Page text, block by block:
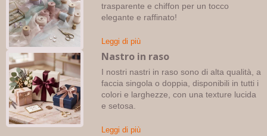
trasparente e chiffon per un tocco
elegante e raffinato!
Leggi di più
Nastro in raso
I nostri nastri in raso sono di alta qualità, a
faccia singola o doppia, disponibili in tutti i
colori e larghezze, con una texture lucida
e setosa.
Leggi di più